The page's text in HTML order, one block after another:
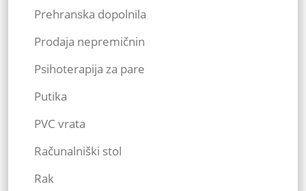
Prehranska dopolnila
Prodaja nepremičnin
Psihoterapija za pare
Putika
PVC vrata
Računalniški stol
Rak